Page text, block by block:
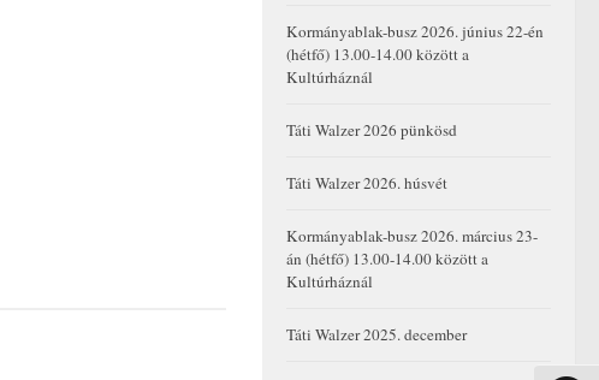
Kormányablak-busz 2026. június 22-én
(hétfő) 13.00-14.00 között a
Kultúrháznál
Táti Walzer 2026 pünkösd
Táti Walzer 2026. húsvét
Kormányablak-busz 2026. március 23-
án (hétfő) 13.00-14.00 között a
Kultúrháznál
Táti Walzer 2025. december